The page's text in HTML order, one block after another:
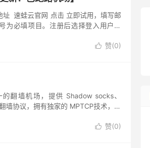
址 速蛙云官网 点击 立即试用，填写邮
为必填项目。注册后选择登入用户面
 赞(0)
翻墙机场，提供 Shadow socks、
墙协议，拥有独家的 MPTCP技术，线
 赞(0)